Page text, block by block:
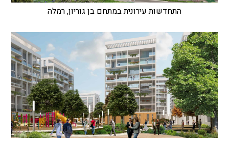
התחדשות עירונית במתחם בן גוריון, רמלה